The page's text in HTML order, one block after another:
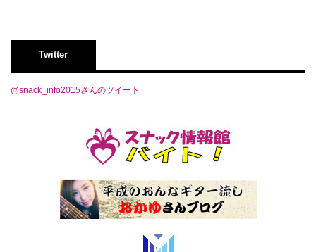
Twitter
@snack_info2015さんのツイート